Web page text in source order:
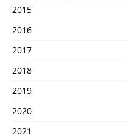
2015
2016
2017
2018
2019
2020
2021